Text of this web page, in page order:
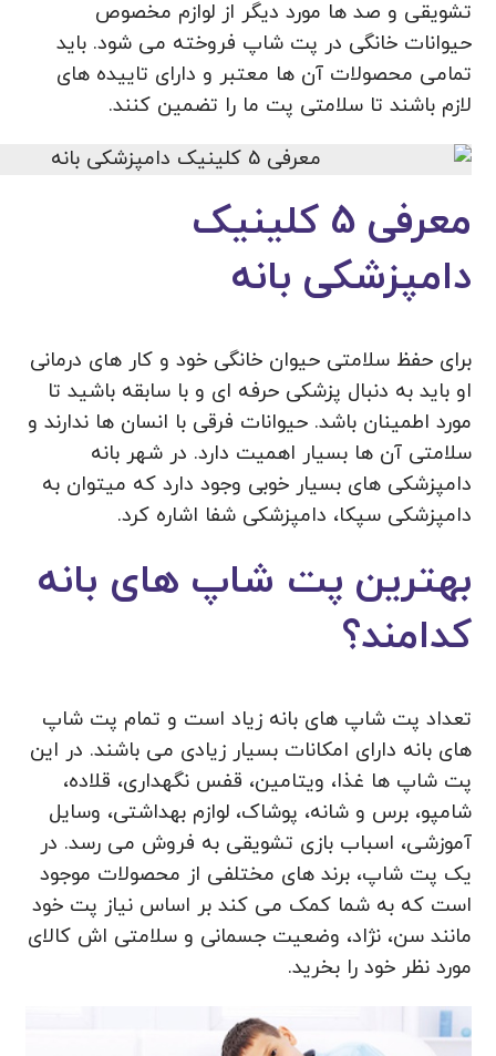
تشویقی و صد ها مورد دیگر از لوازم مخصوص
حیوانات خانگی در پت شاپ فروخته می شود. باید
تمامی محصولات آن ها معتبر و دارای تاییده های
لازم باشند تا سلامتی پت ما را تضمین کنند.
معرفی 5 کلینیک
دامپزشکی بانه
برای حفظ سلامتی حیوان خانگی خود و کار های درمانی
او باید به دنبال پزشکی حرفه ای و با سابقه باشید تا
مورد اطمینان باشد. حیوانات فرقی با انسان ها ندارند و
سلامتی آن ها بسیار اهمیت دارد. در شهر بانه
دامپزشکی های بسیار خوبی وجود دارد که میتوان به
دامپزشکی سپکا، دامپزشکی شفا اشاره کرد.
بهترین پت شاپ های بانه
کدامند؟
تعداد پت شاپ های بانه زیاد است و تمام پت شاپ
های بانه دارای امکانات بسیار زیادی می باشند. در این
پت شاپ ها غذا، ویتامین، قفس نگهداری، قلاده،
شامپو، برس و شانه، پوشاک، لوازم بهداشتی، وسایل
آموزشی، اسباب بازی تشویقی به فروش می رسد. در
یک پت شاپ، برند های مختلفی از محصولات موجود
است که به شما کمک می کند بر اساس نیاز پت خود
مانند سن، نژاد، وضعیت جسمانی و سلامتی اش کالای
مورد نظر خود را بخرید.